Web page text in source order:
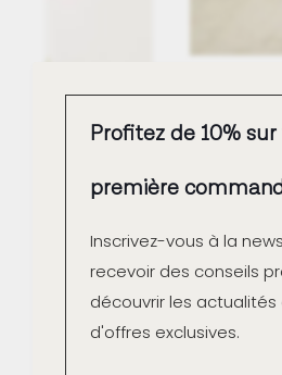
Profitez de 10%
première
Inscrivez-vous à la
recevoir des conseils
découvrir les
d'offres exclusives.